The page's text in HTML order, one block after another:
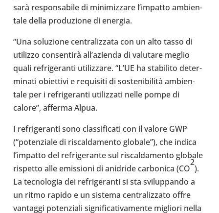
sarà respon­sa­bile di mini­miz­zare l’im­patto ambien­
tale della pro­du­zione di energia.
“Una solu­zione cen­tra­liz­zata con un alto tasso di
uti­lizzo consentirà all’a­zienda di valu­tare meglio
quali refri­ge­ranti uti­liz­zare. “L’UE ha sta­bi­lito deter­
mi­nati obiet­tivi e requi­siti di sostenibilità ambien­
tale per i refri­ge­ranti uti­liz­zati nelle pompe di
calore”, afferma Alpua.
I refri­ge­ranti sono clas­si­fi­cati con il valore GWP
(“poten­ziale di riscal­da­mento globale”), che indica
l’im­patto del refri­ge­rante sul riscal­da­mento globale
rispetto alle emis­sioni di ani­dride car­bo­nica (CO
2
).
La tec­no­lo­gia dei refri­ge­ranti si sta svi­lup­pando a
un ritmo rapido e un sistema cen­tra­liz­zato offre
van­taggi poten­ziali signi­fi­ca­ti­va­mente migliori nella